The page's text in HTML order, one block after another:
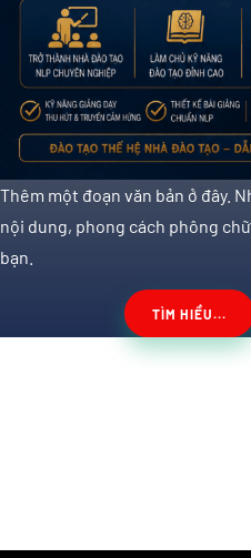
Thêm một đoạn văn bản ở đây.
nội dung, phong cách phông
bạn.
TÌM HIỂU...